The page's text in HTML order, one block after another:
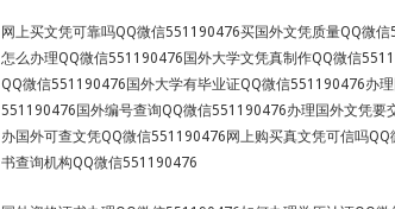
网上买文凭可靠吗QQ微信551190476买国外文凭质量QQ微
怎么办理QQ微信551190476国外大学文凭真制作QQ微信
QQ微信551190476国外大学有毕业证QQ微信551190476办
551190476国外编号查询QQ微信551190476办理国外文凭要
办国外可查文凭QQ微信551190476网上购买真文凭可信吗
书查询机构QQ微信551190476